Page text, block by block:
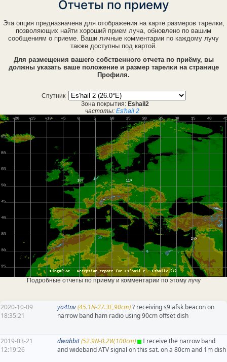
Отчеты по приему
Эта опция предназначена для отображения на карте размеров тарелки,
позволяющих найти хороший прием луча, обновлено по вашим
сообщениям о приеме. Ваши личные комментарии по каждому лучу
также доступны под картой.
Для размещения вашего собственного отчета по приёму, вы
должны указать ваше положение и размер тарелки на странице
Профиля.
Спутник
Зона покрытия: Eshail2
частоты: Es'hail 2
Подробные отчеты по приему и комментарии по этому лучу
2020-10-09
18:35:21
yo4tnv(45.1N-27.3E,90cm)? receiving s9 afsk beacon on
narrow band ham radio using 90cm offset dish
2019-03-21
12:19:26
dwabbit(52.9N-0.2W,100cm)
I receive the narrow band
and wideband ATV signal on this sat. on a 80cm and 1m dish